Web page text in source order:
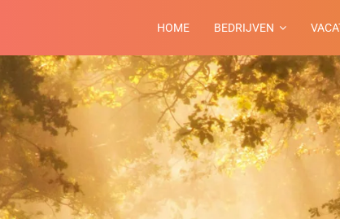
HOME BEDRIJVEN